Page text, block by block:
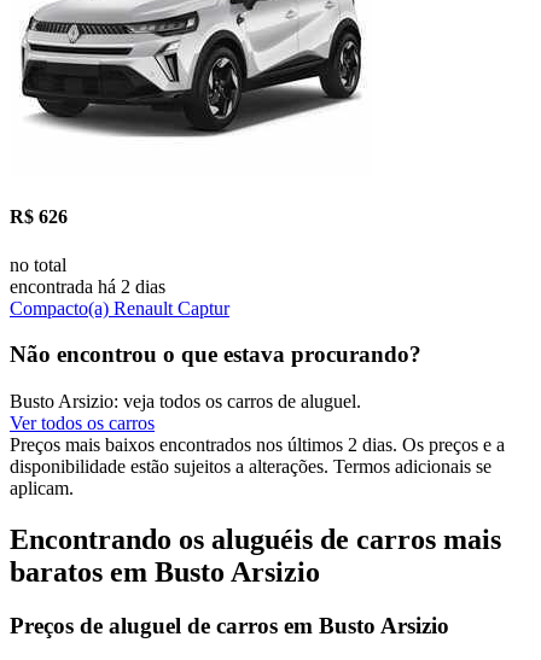
R$ 626
no total
encontrada há 2 dias
Compacto(a) Renault Captur
Não encontrou o que estava procurando?
Busto Arsizio: veja todos os carros de aluguel.
Ver todos os carros
Preços mais baixos encontrados nos últimos 2 dias. Os preços e a
disponibilidade estão sujeitos a alterações. Termos adicionais se
aplicam.
Encontrando os aluguéis de carros mais
baratos em Busto Arsizio
Preços de aluguel de carros em Busto Arsizio